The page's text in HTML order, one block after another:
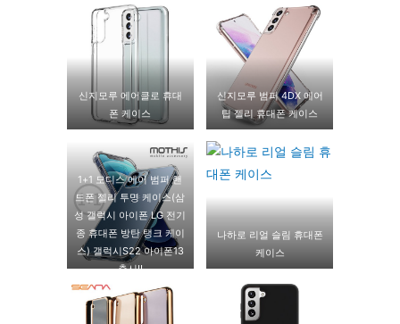
신지모루 에어클로 휴대
폰 케이스
신지모루 범퍼 4DX 에어
팁 젤리 휴대폰 케이스
1+1 모디스 에어 범퍼 핸
드폰 젤리 투명 케이스(삼
성 갤럭시 아이폰 LG 전기
종 휴대폰 방탄 탱크 케이
스) 갤럭시S22 아이폰13
출시!!
나하로 리얼 슬림 휴대폰
케이스